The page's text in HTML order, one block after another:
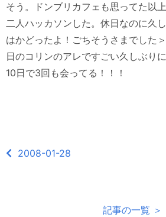
そう。ドンブリカフェも思ってた以
二人ハッカソンした。休日なのに久
はかどったよ！ごちそうさまでした
日のコリンのアレですごい久しぶり
10日で3回も会ってる！！！
2008-01-28
記事の一覧 ＞